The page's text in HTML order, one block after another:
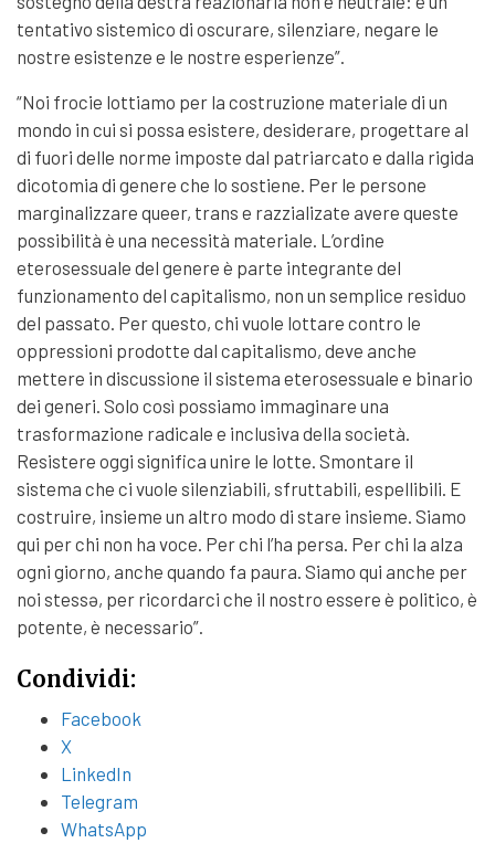
tentativo sistemico di oscurare, silenziare, negare le
nostre esistenze e le nostre esperienze”.
“Noi frocie lottiamo per la costruzione materiale di un
mondo in cui si possa esistere, desiderare, progettare al
di fuori delle norme imposte dal patriarcato e dalla rigida
dicotomia di genere che lo sostiene. Per le persone
marginalizzare queer, trans e razzializate avere queste
possibilità è una necessità materiale. L’ordine
eterosessuale del genere è parte integrante del
funzionamento del capitalismo, non un semplice residuo
del passato. Per questo, chi vuole lottare contro le
oppressioni prodotte dal capitalismo, deve anche
mettere in discussione il sistema eterosessuale e binario
dei generi. Solo così possiamo immaginare una
trasformazione radicale e inclusiva della società.
Resistere oggi significa unire le lotte. Smontare il
sistema che ci vuole silenziabili, sfruttabili, espellibili. E
costruire, insieme un altro modo di stare insieme. Siamo
qui per chi non ha voce. Per chi l’ha persa. Per chi la alza
ogni giorno, anche quando fa paura. Siamo qui anche per
noi stessə, per ricordarci che il nostro essere è politico, è
potente, è necessario”.
Condividi:
Facebook
X
LinkedIn
Telegram
WhatsApp